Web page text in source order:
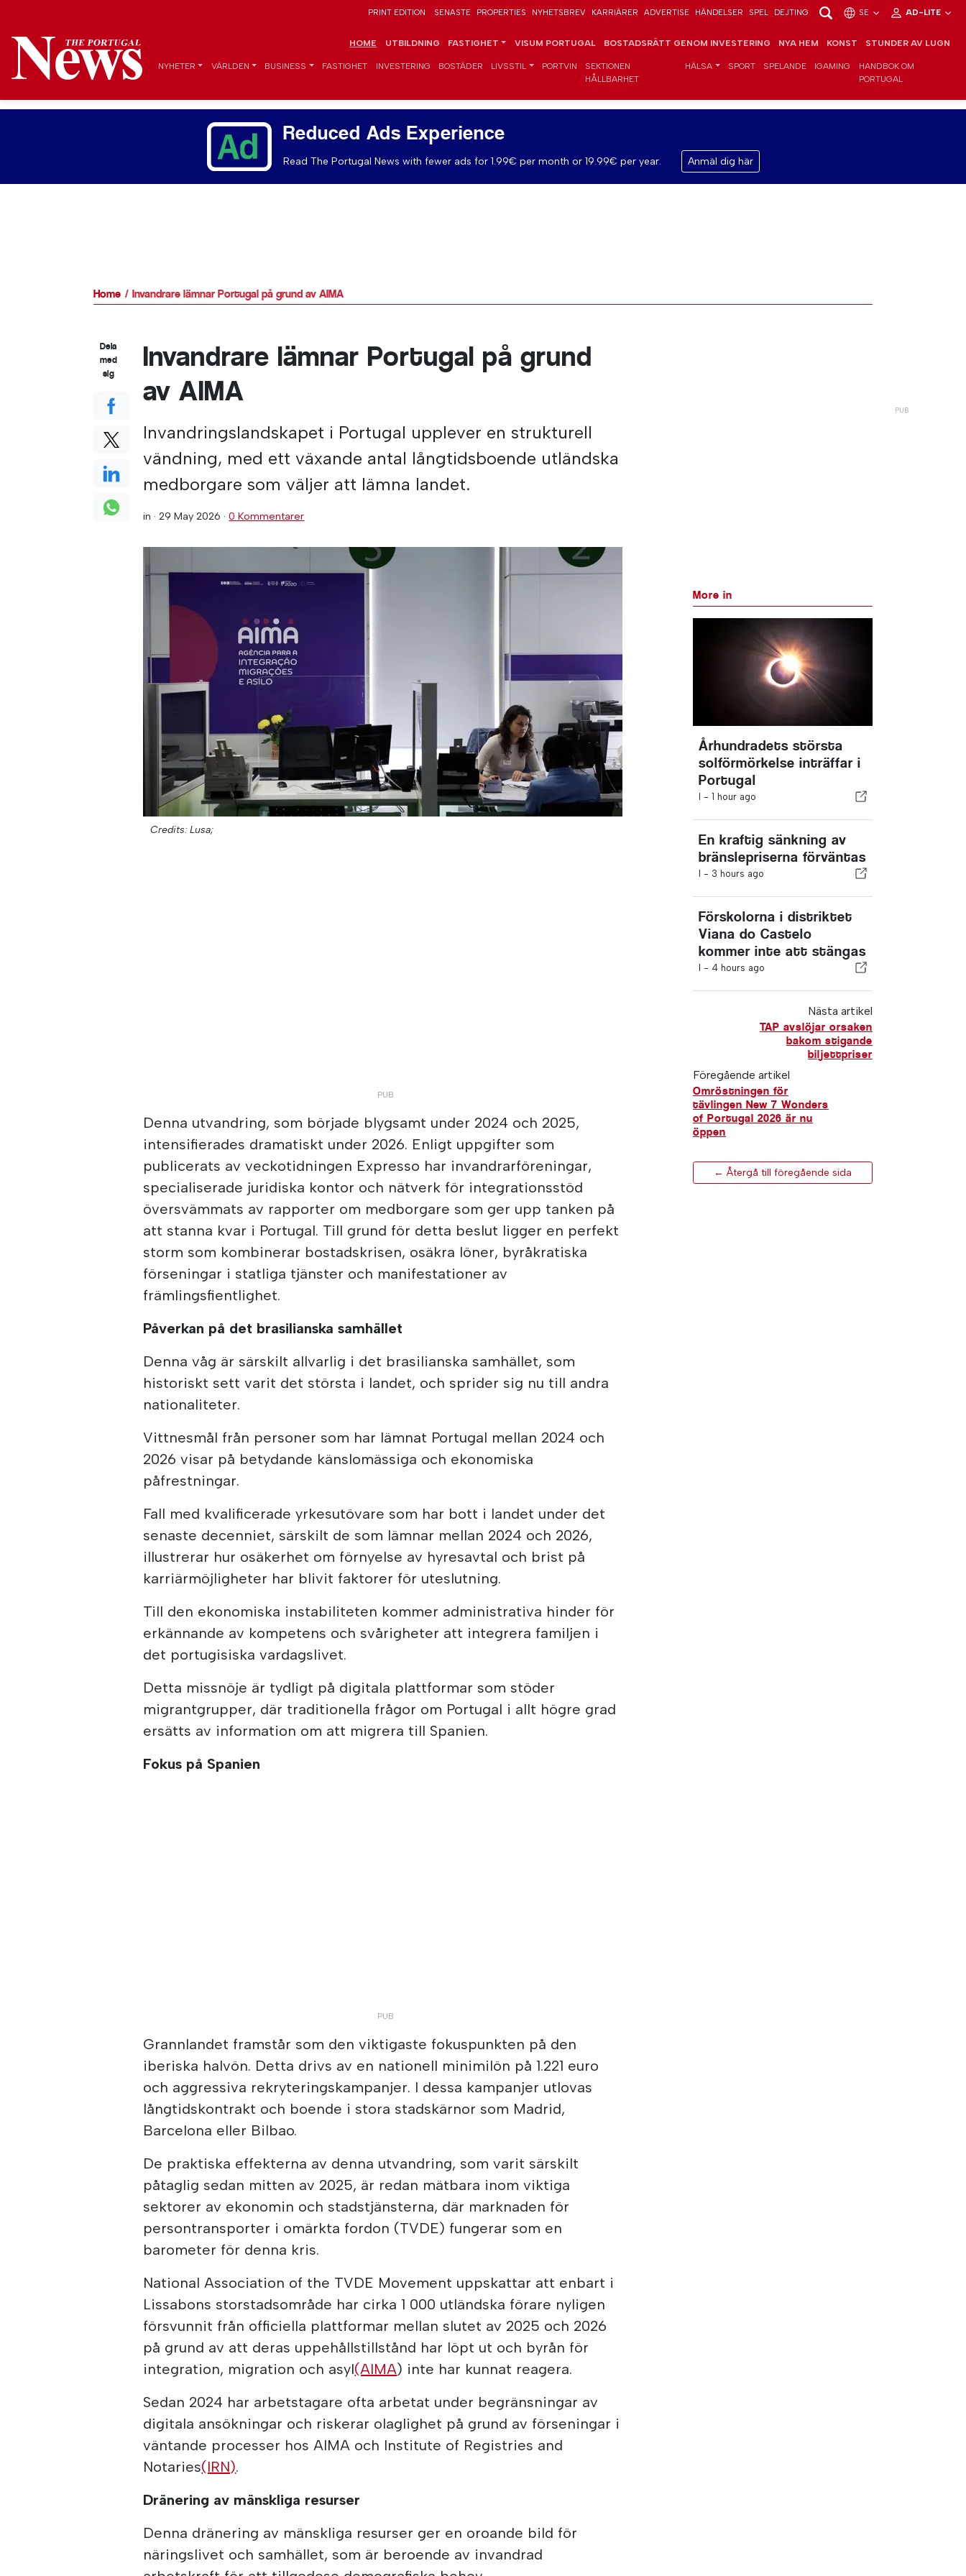
PRINT EDITION SENASTE PROPERTIES NYHETSBREV KARRIÄRER ADVERTISE HÄNDELSER SPEL DEJTING SE AD-LITE
HOME UTBILDNING FASTIGHET VISUM PORTUGAL BOSTADSRÄTT GENOM INVESTERING NYA HEM KONST STUNDER AV LUGN
NYHETER VÄRLDEN BUSINESS FASTIGHET INVESTERING BOSTÄDER LIVSSTIL PORTVIN
SEKTIONEN
HÅLLBARHET
HÄLSA SPORT SPELANDE IGAMING
HANDBOK OM
PORTUGAL
Reduced Ads Experience
Read The Portugal News with fewer ads for 1.99€ per month or 19.99€ per year. Anmäl dig här
Home Invandrare lämnar Portugal på grund av AIMA
Invandrare lämnar Portugal på grund
av AIMA
Invandringslandskapet i Portugal upplever en strukturell
vändning, med ett växande antal långtidsboende utländska
medborgare som väljer att lämna landet.
in ·29 May 2026 ·0 Kommentarer
Credits: Lusa;
Denna utvandring, som började blygsamt under 2024 och 2025,
intensifierades dramatiskt under 2026. Enligt uppgifter som
publicerats av veckotidningen Expresso har invandrarföreningar,
specialiserade juridiska kontor och nätverk för integrationsstöd
översvämmats av rapporter om medborgare som ger upp tanken på
att stanna kvar i Portugal. Till grund för detta beslut ligger en perfekt
storm som kombinerar bostadskrisen, osäkra löner, byråkratiska
förseningar i statliga tjänster och manifestationer av
främlingsfientlighet.
Påverkan på det brasilianska samhället
Denna våg är särskilt allvarlig i det brasilianska samhället, som
historiskt sett varit det största i landet, och sprider sig nu till andra
nationaliteter.
Vittnesmål från personer som har lämnat Portugal mellan 2024 och
2026 visar på betydande känslomässiga och ekonomiska
påfrestningar.
Fall med kvalificerade yrkesutövare som har bott i landet under det
senaste decenniet, särskilt de som lämnar mellan 2024 och 2026,
illustrerar hur osäkerhet om förnyelse av hyresavtal och brist på
karriärmöjligheter har blivit faktorer för uteslutning.
Till den ekonomiska instabiliteten kommer administrativa hinder för
erkännande av kompetens och svårigheter att integrera familjen i
det portugisiska vardagslivet.
Detta missnöje är tydligt på digitala plattformar som stöder
migrantgrupper, där traditionella frågor om Portugal i allt högre grad
ersätts av information om att migrera till Spanien.
Fokus på Spanien
Grannlandet framstår som den viktigaste fokuspunkten på den
iberiska halvön. Detta drivs av en nationell minimilön på 1.221 euro
och aggressiva rekryteringskampanjer. I dessa kampanjer utlovas
långtidskontrakt och boende i stora stadskärnor som Madrid,
Barcelona eller Bilbao.
De praktiska effekterna av denna utvandring, som varit särskilt
påtaglig sedan mitten av 2025, är redan mätbara inom viktiga
sektorer av ekonomin och stadstjänsterna, där marknaden för
persontransporter i omärkta fordon (TVDE) fungerar som en
barometer för denna kris.
National Association of the TVDE Movement uppskattar att enbart i
Lissabons storstadsområde har cirka 1 000 utländska förare nyligen
försvunnit från officiella plattformar mellan slutet av 2025 och 2026
på grund av att deras uppehållstillstånd har löpt ut och byrån för
integration, migration och asyl(AIMA) inte har kunnat reagera.
Sedan 2024 har arbetstagare ofta arbetat under begränsningar av
digitala ansökningar och riskerar olaglighet på grund av förseningar i
väntande processer hos AIMA och Institute of Registries and
Notaries(IRN).
Dränering av mänskliga resurser
Denna dränering av mänskliga resurser ger en oroande bild för
näringslivet och samhället, som är beroende av invandrad
Dela
med
sig
More in
Århundradets största
solförmörkelse inträffar i
Portugal
I - 1 hour ago
En kraftig sänkning av
bränslepriserna förväntas
I - 3 hours ago
Förskolorna i distriktet
Viana do Castelo
kommer inte att stängas
I - 4 hours ago
Nästa artikel
TAP avslöjar orsaken
bakom stigande
biljettpriser
Föregående artikel
Omröstningen för
tävlingen New 7 Wonders
of Portugal 2026 är nu
öppen
← Återgå till föregående sida